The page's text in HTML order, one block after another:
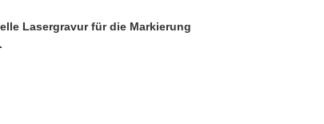
Lasergravur für die Markierung